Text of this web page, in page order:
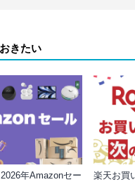
きたい
2026年Amazonセー
楽天お買